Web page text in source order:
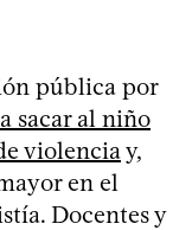
pública por
sacar al niño
violenciay,
en el
Docentes y